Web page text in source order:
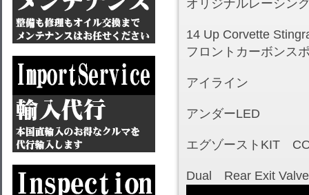
オリジナルレーシン
14 Up Corvette
フロントカーボンス
アイライン
アンダーLED
エグゾーストKIT
Dual Rear Exit